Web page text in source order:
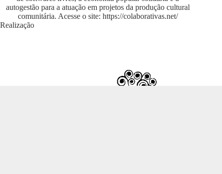
autogestão para a atuação em projetos da produção cultural
comunitária. Acesse o site: https://colaborativas.net/
Realização